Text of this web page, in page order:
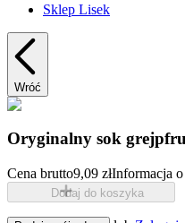
Sklep Lisek
Wróć
Oryginalny sok
Cena brutto9,09 złInformacja
Dodaj do koszyka